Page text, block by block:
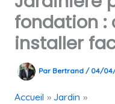
fondation :
installer
Par Bertrand / 04/
Accueil
Jardin